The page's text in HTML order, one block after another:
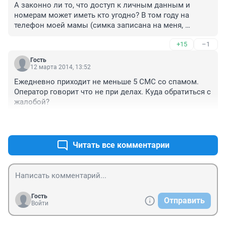
А законно ли то, что доступ к личным данным и
номерам может иметь кто угодно? В том году на
телефон моей мамы (симка записана на меня,
кредит, называя мои данные. Этот номер моя мама
нигде не светила точно, т.к. в поле общения только
родственники. До этого этот же банк звонил на
записана не на меня), это можно понять, т.к. в других
банках я свой номер оставлял. Но напрягает то, что
банк, зная мои данные, просто пробил номер у
но на деле...)
+15 –1
Гость
12 марта 2014, 13:52
Ежедневно приходит не меньше 5 СМС со спамом.
Оператор говорит что не при делах. Куда обратиться с
жалобой?
Читать все комментарии
Гость
Войти
Отправить